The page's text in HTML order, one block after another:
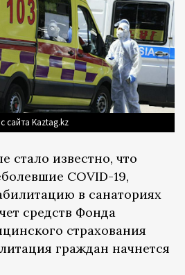
сайта Kaztag.kz
стало известно, что
COVID-19,
в санаториях
средств Фонда
страхования
граждан начнется